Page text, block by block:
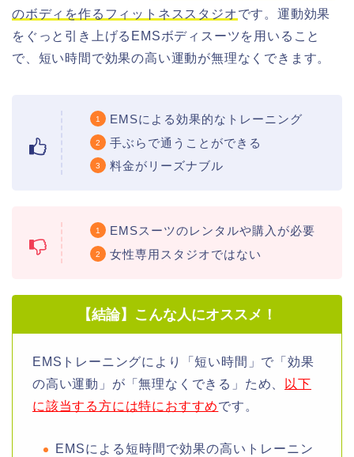
のボディを作るフィットネススタジオ です。運動効果
をぐっと引き上げるEMSボディスーツを用いること
で、短い時間で効果の高い運動が無理なくできます。
EMSによる効果的なトレーニング
手ぶらで通うことができる
料金がリーズナブル
EMSスーツのレンタルや購入が必要
女性専用スタジオではない
【結論】こんな人にオススメ！
EMSトレーニングにより「短い時間」で「効果
の高い運動」が「無理なくできる」ため、
以下
に該当する方には特におすすめです。
EMSによる短時間で効果の高いトレーニン